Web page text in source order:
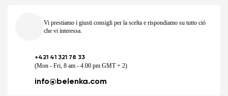
Vi prestiamo i giusti consigli per la scelta e rispondiamo su tutto ció
che vi interessa.
+421 41 321 78 33
(Mon - Fri, 8 am - 4.00 pm GMT + 2)
info@belenka.com